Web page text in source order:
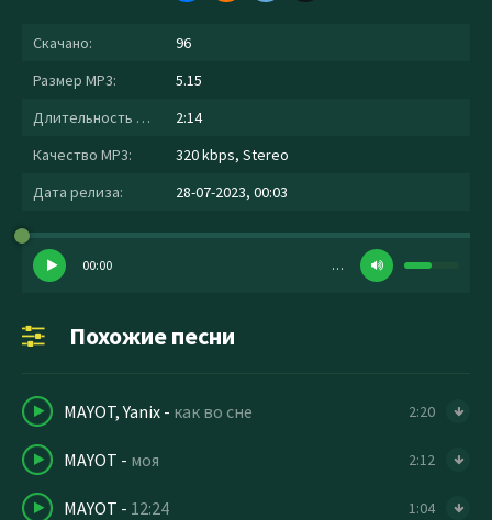
Скачано:
96
Размер MP3:
5.15
Длительность MP3:
2:14
Качество MP3:
320 kbps, Stereo
Дата релиза:
28-07-2023, 00:03
00:00 …
Похожие песни
MAYOT, Yanix - как во сне 2:20
MAYOT - моя 2:12
MAYOT - 12:24 1:04